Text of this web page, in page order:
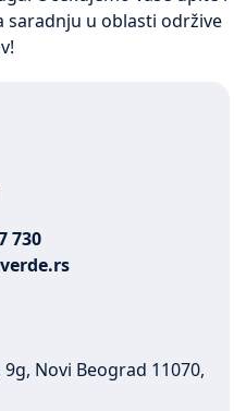
saradnju u oblasti održive
730
Novi Beograd 11070,